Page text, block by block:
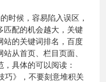
时候，容易陷入误区，
匹配的机会越大，关键
站的关键词排名，百度
从首页、栏目页面、
具体的可以阅读：
巧》，不要刻意堆积关